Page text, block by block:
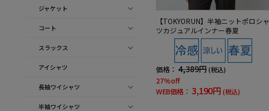
ジャケット
コート
スラックス
アイシャツ
長袖ワイシャツ
半袖ワイシャツ
【TOKYORUN】半袖ニットポロシャ
ツカジュアルインナー春夏
価格： 4,389円 (税込)
27%off
WEB価格： 3,190円 (税込)